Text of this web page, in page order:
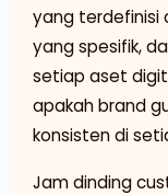
yang terdefinisi
yang spesifik,
setiap aset
apakah brand
konsisten di
Jam dinding